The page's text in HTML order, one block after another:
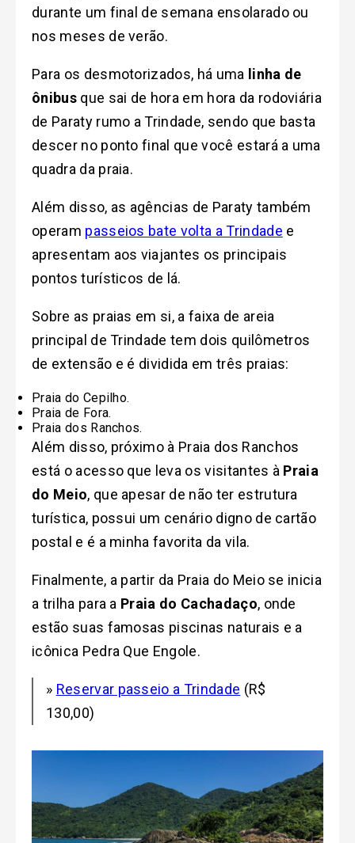
durante um final de semana ensolarado ou
nos meses de verão.
Para os desmotorizados, há uma linha de
ônibusque sai de hora em hora da rodoviária
de Paraty rumo a Trindade, sendo que basta
descer no ponto final que você estará a uma
quadra da praia.
Além disso, as agências de Paraty também
operam passeios bate volta a Trindade e
apresentam aos viajantes os principais
pontos turísticos de lá.
Sobre as praias em si, a faixa de areia
principal de Trindade tem dois quilômetros
de extensão e é dividida em três praias:
Praia do Cepilho.
Praia de Fora.
Praia dos Ranchos.
Além disso, próximo à Praia dos Ranchos
está o acesso que leva os visitantes à Praia
do Meio, que apesar de não ter estrutura
turística, possui um cenário digno de cartão
postal e é a minha favorita da vila.
Finalmente, a partir da Praia do Meio se inicia
a trilha para a Praia do Cachadaço, onde
estão suas famosas piscinas naturais e a
icônica Pedra Que Engole.
» Reservar passeio a Trindade (R$
130,00)